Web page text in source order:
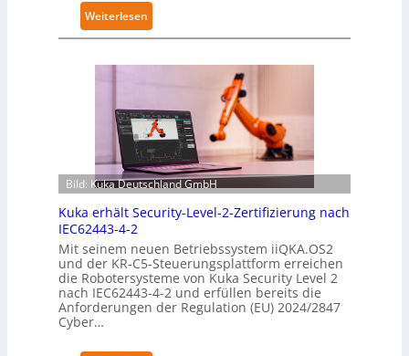
Weiterlesen
S
i
b
l
e
F
i
g
e
r
g
Bild: Kuka Deutschland GmbH
Kuka erhält Security-Level-2-Zertifizierung nach
IEC62443-4-2
Mit seinem neuen Betriebssystem iiQKA.OS2
und der KR-C5-Steuerungsplattform erreichen
die Robotersysteme von Kuka Security Level 2
nach IEC62443-4-2 und erfüllen bereits die
Anforderungen der Regulation (EU) 2024/2847
Cyber…